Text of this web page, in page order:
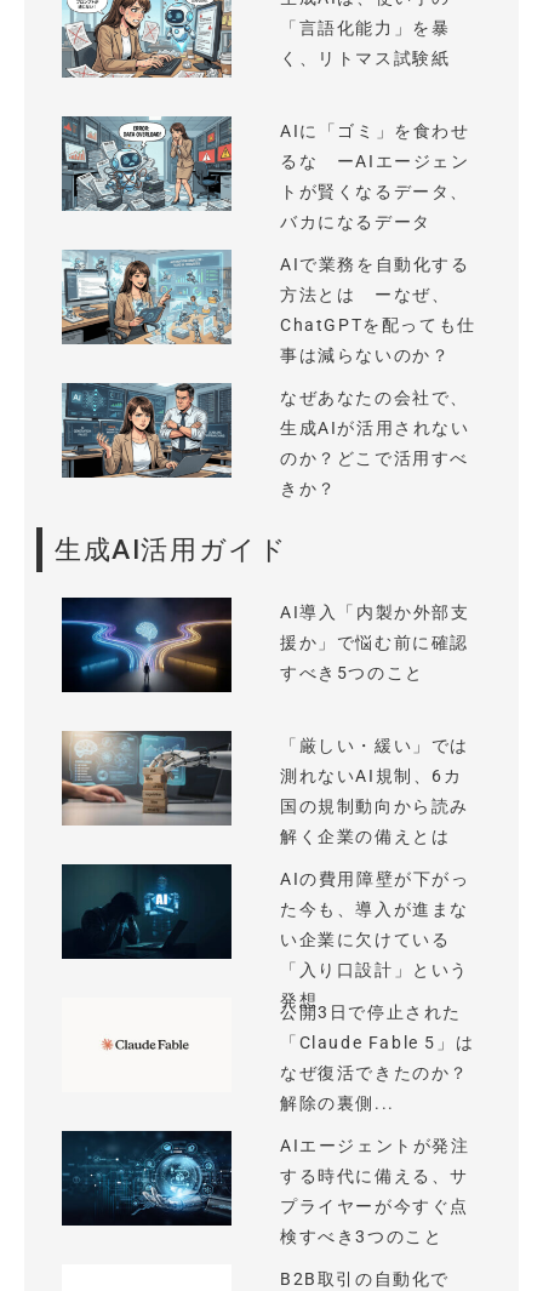
「言語化能力」を暴
く、リトマス試験紙
AIに「ゴミ」を食わせ
るな ーAIエージェン
トが賢くなるデータ、
バカになるデータ
AIで業務を自動化する
方法とは ーなぜ、
ChatGPTを配っても仕
事は減らないのか？
なぜあなたの会社で、
生成AIが活用されない
のか？どこで活用すべ
きか？
生成AI活用ガイド
AI導入「内製か外部支
援か」で悩む前に確認
すべき5つのこと
「厳しい・緩い」では
測れないAI規制、6カ
国の規制動向から読み
解く企業の備えとは
AIの費用障壁が下がっ
た今も、導入が進まな
い企業に欠けている
「入り口設計」という
発想
公開3日で停止された
「Claude Fable 5」は
なぜ復活できたのか？
解除の裏側...
AIエージェントが発注
する時代に備える、サ
プライヤーが今すぐ点
検すべき3つのこと
B2B取引の自動化で